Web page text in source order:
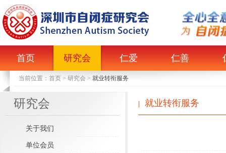
首页 研究会 仁爱 仁善
当前位置： 首页 > 研究会 > 就业转衔服务
研究会
关于我们
单位会员
就业转衔服务